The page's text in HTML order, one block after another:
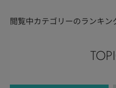
閲覧中カテゴリーのランキン